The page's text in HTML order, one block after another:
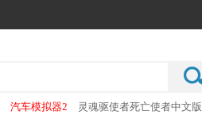
汽车模拟器2
灵魂驱使者死亡使者中文版